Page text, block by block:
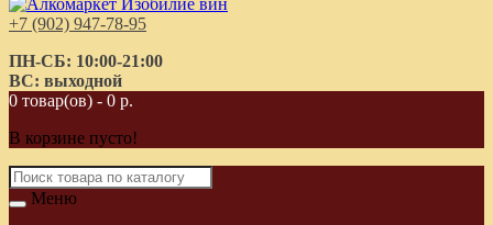
+7 (902) 947-78-95
ПН-СБ: 10:00-21:00
ВС: выходной
0 товар(ов) - 0 р.
В корзине пусто!
Меню